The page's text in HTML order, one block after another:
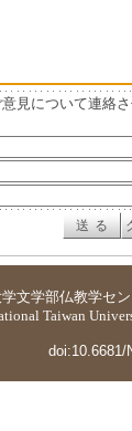
見について連絡
学文学部仏教学セ
Taiwan
doi:10.6681/